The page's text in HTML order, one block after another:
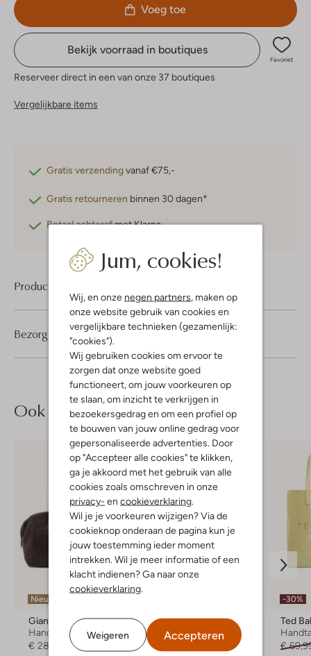
Jum, cookies!
Wij, en onze negen partners, maken op
onze website gebruik van cookies en
vergelijkbare technieken (gezamenlijk:
"cookies").
Wij gebruiken cookies om ervoor te
zorgen dat onze website goed
functioneert, om jouw voorkeuren op
te slaan, om inzicht te verkrijgen in
bezoekersgedrag en om een profiel op
te bouwen van jouw online gedrag voor
gepersonaliseerde advertenties. Door
op "Accepteer alle cookies" te klikken,
ga je akkoord met het gebruik van alle
cookies zoals omschreven in onze
privacy- en cookieverklaring.
Wil je je voorkeuren wijzigen? Via de
cookieknop onderaan de pagina kun je
jouw toestemming ieder moment
intrekken. Wil je meer informatie of een
klacht indienen? Ga naar onze
cookieverklaring.
Weigeren Accepteren
Voeg toe
Bekijk voorraad in boutiques
Favoriet
Reserveer direct in een van onze 37 boutiques
Vergelijkbare items
Gratis verzendingvanaf €75,-
Gratis retourneren binnen 30 dagen*
Betaal achterafmet Klarna
Product informatie
Bezorgen & retourneren
Ook iets voor jou?
Nieuw
Gianni Chiarini
Handtas
€ 289,99
Ted Baker
Handtas
€ 89,99
€ 62,99
-30%
Ted
€